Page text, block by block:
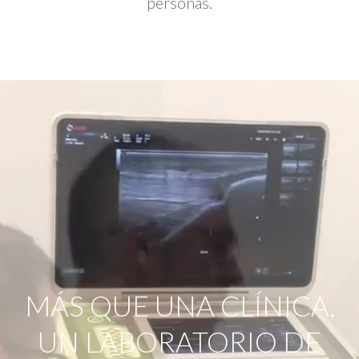
MÁS QUE UNA CLÍNICA,
UN LABORATORIO DE